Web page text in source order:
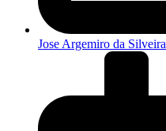
Jose Argemiro da Silveira